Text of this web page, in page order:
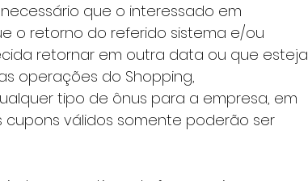
que o interessado em
o retorno do referido sistema e/ou
retornar em outra data ou que esteja
operações do Shopping,
tipo de ônus para a empresa, em
cupons válidos somente poderão ser